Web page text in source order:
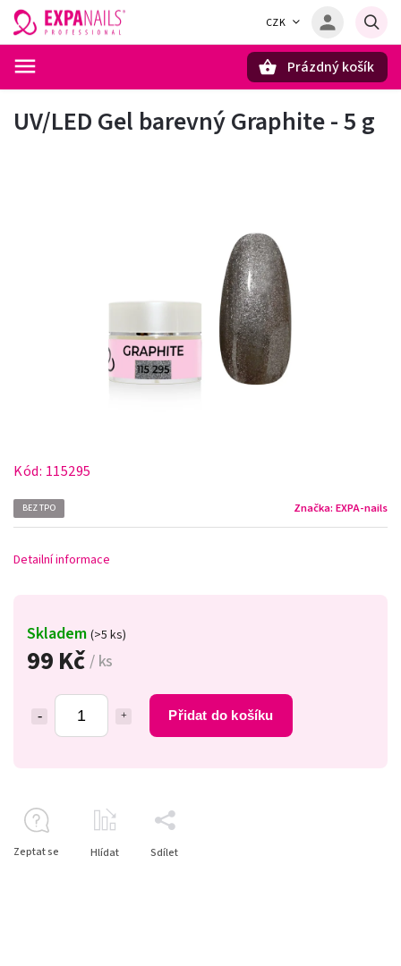
CZK
Prázdný košík
UV/LED Gel barevný Graphite - 5 g
Kód: 115295
BEZ TPO Značka: EXPA-nails
99 Kč/ ks
Přidat do košíku
Skladem (>5 ks)
Detailní informace
Zeptat se Hlídat Sdílet